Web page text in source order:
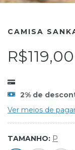
CAMISA
R$119,00
2% de
Ver meios de
TAMANHO: P